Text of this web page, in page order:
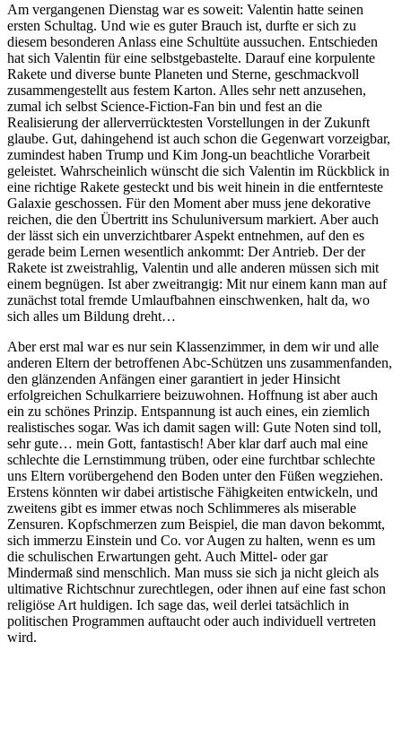
Am vergangenen Dienstag war es soweit: Valentin hatte seinen
ersten Schultag. Und wie es guter Brauch ist, durfte er sich zu
diesem besonderen Anlass eine Schultüte aussuchen. Entschieden
hat sich Valentin für eine selbstgebastelte. Darauf eine korpulente
Rakete und diverse bunte Planeten und Sterne, geschmackvoll
zusammengestellt aus festem Karton. Alles sehr nett anzusehen,
zumal ich selbst Science-Fiction-Fan bin und fest an die
Realisierung der allerverrücktesten Vorstellungen in der Zukunft
glaube. Gut, dahingehend ist auch schon die Gegenwart vorzeigbar,
zumindest haben Trump und Kim Jong-un beachtliche Vorarbeit
geleistet. Wahrscheinlich wünscht die sich Valentin im Rückblick in
eine richtige Rakete gesteckt und bis weit hinein in die entfernteste
Galaxie geschossen. Für den Moment aber muss jene dekorative
reichen, die den Übertritt ins Schuluniversum markiert. Aber auch
der lässt sich ein unverzichtbarer Aspekt entnehmen, auf den es
gerade beim Lernen wesentlich ankommt: Der Antrieb. Der der
Rakete ist zweistrahlig, Valentin und alle anderen müssen sich mit
einem begnügen. Ist aber zweitrangig: Mit nur einem kann man auf
zunächst total fremde Umlaufbahnen einschwenken, halt da, wo
sich alles um Bildung dreht…
Aber erst mal war es nur sein Klassenzimmer, in dem wir und alle
anderen Eltern der betroffenen Abc-Schützen uns zusammenfanden,
den glänzenden Anfängen einer garantiert in jeder Hinsicht
erfolgreichen Schulkarriere beizuwohnen. Hoffnung ist aber auch
ein zu schönes Prinzip. Entspannung ist auch eines, ein ziemlich
realistisches sogar. Was ich damit sagen will: Gute Noten sind toll,
sehr gute… mein Gott, fantastisch! Aber klar darf auch mal eine
schlechte die Lernstimmung trüben, oder eine furchtbar schlechte
uns Eltern vorübergehend den Boden unter den Füßen wegziehen.
Erstens könnten wir dabei artistische Fähigkeiten entwickeln, und
zweitens gibt es immer etwas noch Schlimmeres als miserable
Zensuren. Kopfschmerzen zum Beispiel, die man davon bekommt,
sich immerzu Einstein und Co. vor Augen zu halten, wenn es um
die schulischen Erwartungen geht. Auch Mittel- oder gar
Mindermaß sind menschlich. Man muss sie sich ja nicht gleich als
ultimative Richtschnur zurechtlegen, oder ihnen auf eine fast schon
religiöse Art huldigen. Ich sage das, weil derlei tatsächlich in
politischen Programmen auftaucht oder auch individuell vertreten
wird.